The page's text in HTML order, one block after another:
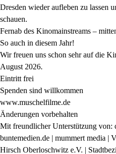
Dresden wieder aufleben zu lassen
schauen.
Fernab des Kinomainstreams –
So auch in diesem Jahr!
Wir freuen uns schon sehr auf die
August 2026.
Eintritt frei
Spenden sind willkommen
www.muschelfilme.de
Änderungen vorbehalten
Mit freundlicher Unterstützung von:
buntemedien.de | mummert media |
Hirsch Oberloschwitz e.V. |